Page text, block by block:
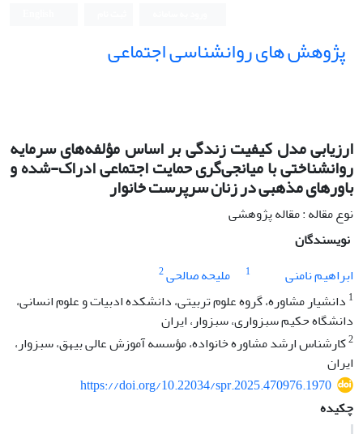
پژوهش های روانشناسی اجتماعی
ارزیابی مدل کیفیت زندگی بر اساس مؤلفه‌های سرمایه
روانشناختی با میانجی‌گری حمایت اجتماعی ادراک-شده و
باورهای مذهبی در زنان سرپرست خانوار
نوع مقاله : مقاله پژوهشی
نویسندگان
ابراهیم نامنی
1 ملیحه صالحی2
1 دانشیار مشاوره، گروه علوم تربیتی، دانشکده ادبیات و علوم انسانی،
دانشگاه حکیم سبزواری، سبزوار، ایران
2کارشناس ارشد مشاوره خانواده، مؤسسه آموزش عالی بیهق، سبزوار،
ایران
https://doi.org/10.22034/spr.2025.470976.1970
چکیده